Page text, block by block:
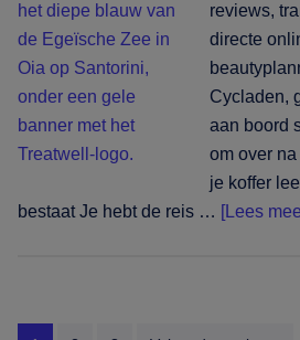
reviews,
directe
Cycladen,
aan boord
om over
je koffer
bestaat Je hebt de reis … [Lees